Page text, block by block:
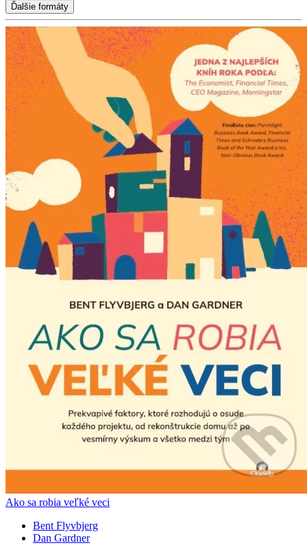
Ďalšie formáty
Ako sa robia veľké veci
Bent Flyvbjerg
Dan Gardner